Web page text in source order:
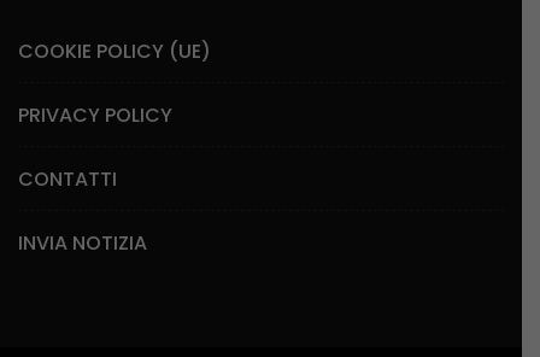
COOKIE POLICY (UE)
PRIVACY POLICY
CONTATTI
INVIA NOTIZIA